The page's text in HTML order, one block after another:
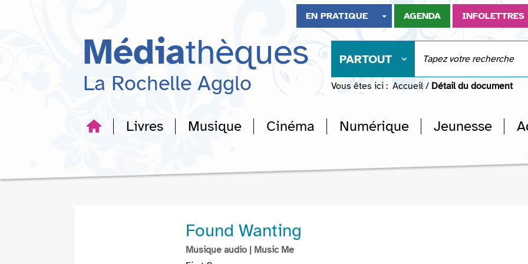
recherche
EN PRATIQUE AGENDA INFOLETTRES
Médiathèques
La Rochelle Agglo
PARTOUT
Vous êtes ici : Accueil / Détail du document
Livres Musique Cinéma Numérique Jeunesse
Found Wanting
Musique audio | Music Me